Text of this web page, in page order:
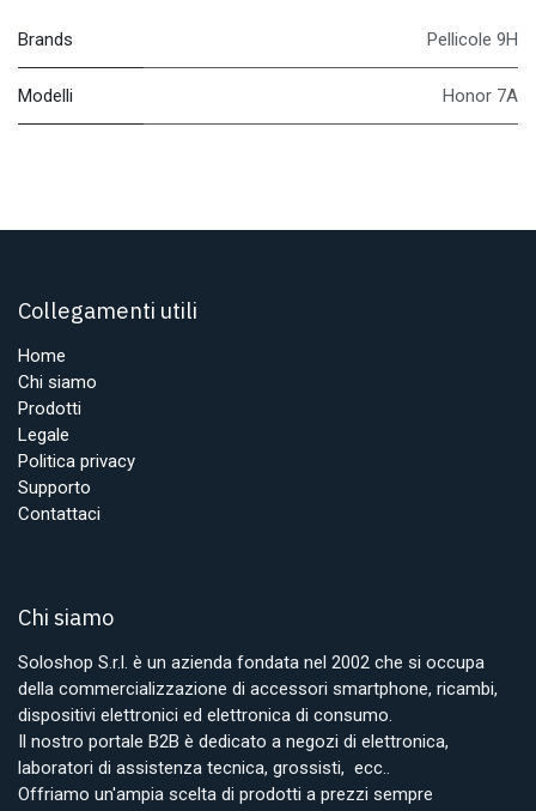
Brands Pellicole 9H
Modelli Honor 7A
Collegamenti utili
Home
Chi siamo
Prodotti
Legale
Politica privacy
Supporto
Contattaci
Chi siamo
Soloshop S.r.l. è un azienda fondata nel 2002 che si occupa
della commercializzazione di accessori smartphone, ricambi,
dispositivi elettronici ed elettronica di consumo.
Il nostro portale B2B è dedicato a negozi di elettronica,
laboratori di assistenza tecnica, grossisti, ecc..
Offriamo un'ampia scelta di prodotti a prezzi sempre